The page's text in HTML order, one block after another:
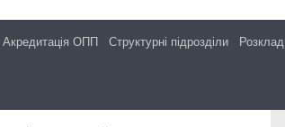
Акредитація ОПП Структурні підрозділи Розклад